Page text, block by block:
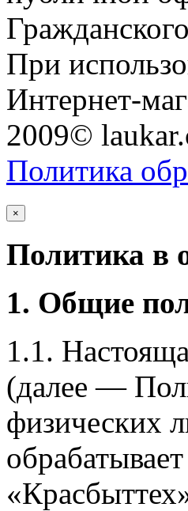
При
Интернет-
2009©
Политика
×
Политика в
1. Общие
1.1.
(далее —
физических